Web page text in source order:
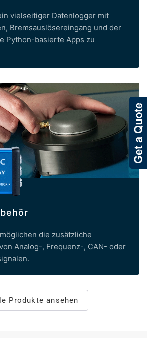
vielseitiger Datenlogger mit
Bremsauslösereingang und der
Python-basierte Apps zu
die zusätzliche
Analog-, Frequenz-, CAN- oder
Produkte ansehen